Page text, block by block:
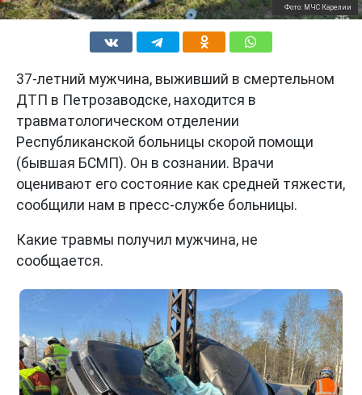
Фото: МЧС Карелии
37-летний мужчина, выживший в смертельном
ДТП в Петрозаводске, находится в
травматологическом отделении
Республиканской больницы скорой помощи
(бывшая БСМП). Он в сознании. Врачи
оценивают его состояние как средней тяжести,
сообщили нам в пресс-службе больницы.
Какие травмы получил мужчина, не
сообщается.